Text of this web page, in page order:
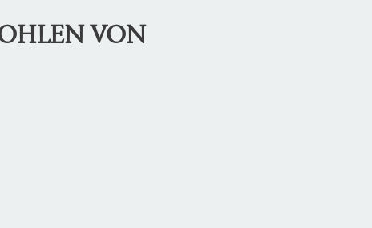
VON